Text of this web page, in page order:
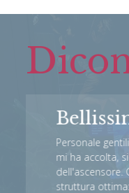
Personale
mi ha accolta, si
dell'ascensore.
struttura ottima: a